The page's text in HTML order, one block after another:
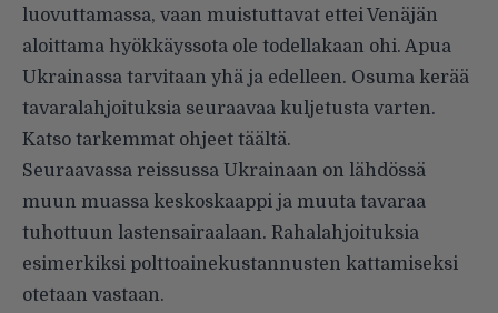
luovuttamassa, vaan muistuttavat ettei Venäjän
aloittama hyökkäyssota ole todellakaan ohi. Apua
Ukrainassa tarvitaan yhä ja edelleen. Osuma kerää
tavaralahjoituksia seuraavaa kuljetusta varten.
Katso tarkemmat ohjeet täältä.
Seuraavassa reissussa Ukrainaan on lähdössä
muun muassa keskoskaappi ja muuta tavaraa
tuhottuun lastensairaalaan. Rahalahjoituksia
esimerkiksi polttoainekustannusten kattamiseksi
otetaan vastaan.